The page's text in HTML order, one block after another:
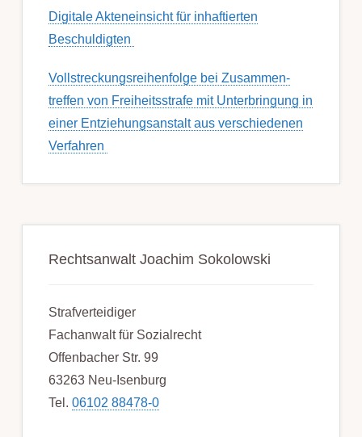
Digitale Akteneinsicht für inhaftierten
Beschuldigten
Voll­streckungs­­­reihenfolge bei Zusamm­­en­
treffen von Frei­heits­strafe mit Unter­bring­ung in
einer Ent­ziehungs­anstalt aus ver­schied­enen
Ver­fahren
Rechtsanwalt Joachim Sokolowski
Strafverteidiger
Fachanwalt für Sozialrecht
Offenbacher Str. 99
63263 Neu-Isenburg
Tel. 06102 88478-0